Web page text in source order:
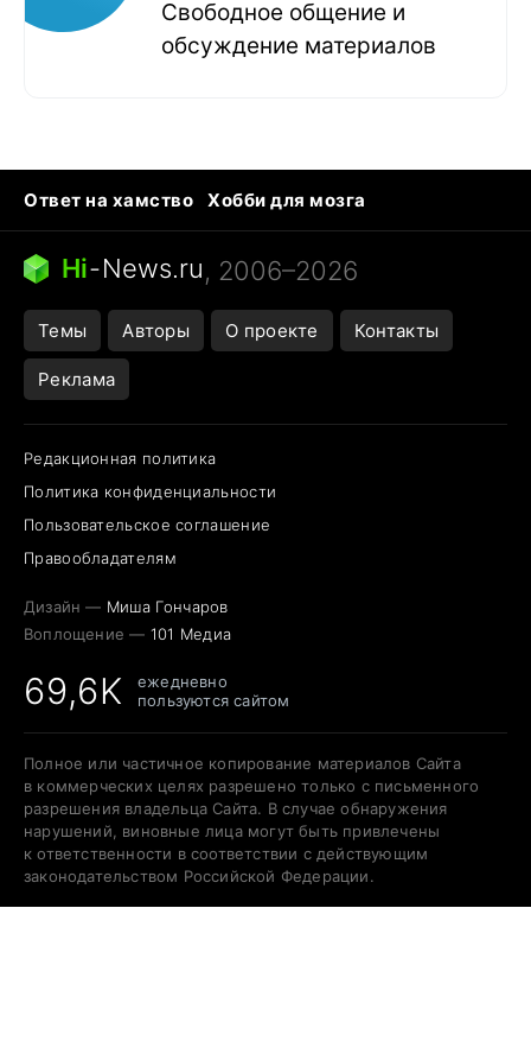
Свободное общение и
обсуждение материалов
Ответ на хамство
Хобби для мозга
Бензин 100 vs 95
Тунцы в океанариуме
Следующая пандемия
Hi-News.ru, 2006–2026
Темы Авторы О проекте Контакты
Реклама
Редакционная политика
Политика конфиденциальности
Пользовательское соглашение
Правообладателям
Дизайн — Миша Гончаров
Воплощение — 101 Медиа
69,6K
ежедневно
пользуются сайтом
Полное или частичное копирование материалов Сайта
в коммерческих целях разрешено только с письменного
разрешения владельца Сайта. В случае обнаружения
нарушений, виновные лица могут быть привлечены
к ответственности в соответствии с действующим
законодательством Российской Федерации.